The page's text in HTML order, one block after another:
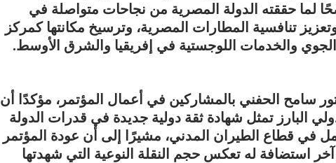
لما حققته الدولة المصرية من نجاحات متواصلة في
تنافسية المطارات المصرية، وترسيخ مكانتها كمركز
والخدمات اللوجستية في إفريقيا والشرق الأوسط.
سامح الحفني بالمشاركين في أعمال المؤتمر، مؤكدًا أن
البارز تمثل شهادة ثقة دولية جديدة في قدرات الدولة
في قطاع الطيران المدني، مشيرًا إلى أن عودة المؤتمر
17 عامًا على آخر استضافة له تعكس حجم النقلة النوعية التي شهدتها